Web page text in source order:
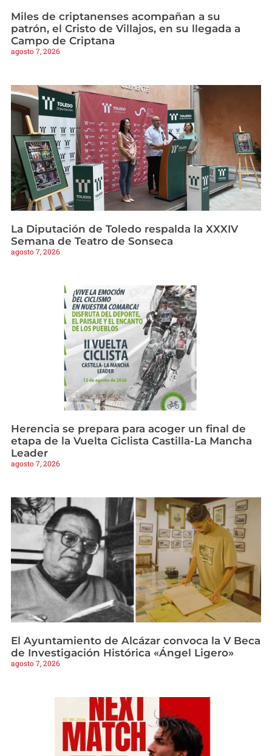
Miles de criptanenses acompañan a su
patrón, el Cristo de Villajos, en su llegada a
Campo de Criptana
agosto 7, 2026
La Diputación de Toledo respalda la XXXIV
Semana de Teatro de Sonseca
agosto 7, 2026
Herencia se prepara para acoger un final de
etapa de la Vuelta Ciclista Castilla-La Mancha
Leader
agosto 7, 2026
El Ayuntamiento de Alcázar convoca la V Beca
de Investigación Histórica «Ángel Ligero»
agosto 7, 2026